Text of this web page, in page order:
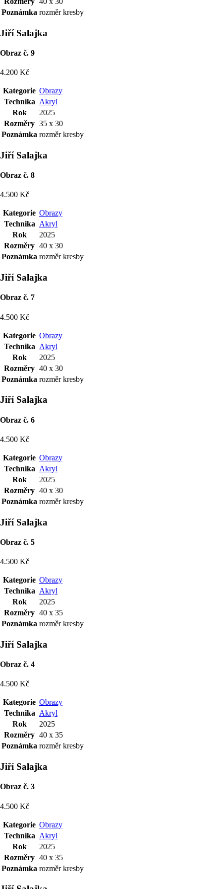
Poznámka rozměr kresby
Jiří Salajka
Obraz č. 9
4.200 Kč
Kategorie Obrazy
Technika Akryl
Rok
2025
Rozměry 35 x 30
Poznámka rozměr kresby
Jiří Salajka
Obraz č. 8
4.500 Kč
Kategorie Obrazy
Technika Akryl
Rok
2025
Rozměry 40 x 30
Poznámka rozměr kresby
Jiří Salajka
Obraz č. 7
4.500 Kč
Kategorie Obrazy
Technika Akryl
Rok
2025
Rozměry 40 x 30
Poznámka rozměr kresby
Jiří Salajka
Obraz č. 6
4.500 Kč
Kategorie Obrazy
Technika Akryl
Rok
2025
Rozměry 40 x 30
Poznámka rozměr kresby
Jiří Salajka
Obraz č. 5
4.500 Kč
Kategorie Obrazy
Technika Akryl
Rok
2025
Rozměry 40 x 35
Poznámka rozměr kresby
Jiří Salajka
Obraz č. 4
4.500 Kč
Kategorie Obrazy
Technika Akryl
Rok
2025
Rozměry 40 x 35
Poznámka rozměr kresby
Jiří Salajka
Obraz č. 3
4.500 Kč
Kategorie Obrazy
Technika Akryl
Rok
2025
Rozměry 40 x 35
Poznámka rozměr kresby